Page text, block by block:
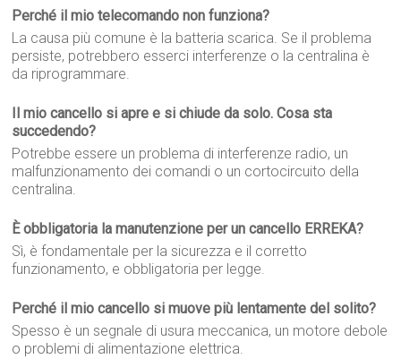
Perché il mio telecomando non funziona?
La causa più comune è la batteria scarica. Se il problema
persiste, potrebbero esserci interferenze o la centralina è
da riprogrammare.
Il mio cancello si apre e si chiude da solo. Cosa sta
succedendo?
Potrebbe essere un problema di interferenze radio, un
malfunzionamento dei comandi o un cortocircuito della
centralina.
È obbligatoria la manutenzione per un cancello ERREKA?
Sì, è fondamentale per la sicurezza e il corretto
funzionamento, e obbligatoria per legge.
Perché il mio cancello si muove più lentamente del solito?
Spesso è un segnale di usura meccanica, un motore debole
o problemi di alimentazione elettrica.